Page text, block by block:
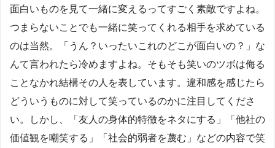
面白いものを見て一緒に変えるってすごく素敵ですよね。
つまらないことでも一緒に笑ってくれる相手を求めている
のは当然。「うん？いったいこれのどこが面白いの？」な
んて言われたら冷めますよね。そもそも笑いのツボは侮る
ことなかれ結構その人を表しています。違和感を感じたら
どういうものに対して笑っているのかに注目してくださ
い。しかし、「友人の身体的特徴をネタにする」「他社の
価値観を嘲笑する」「社会的弱者を蔑む」などの内容で笑